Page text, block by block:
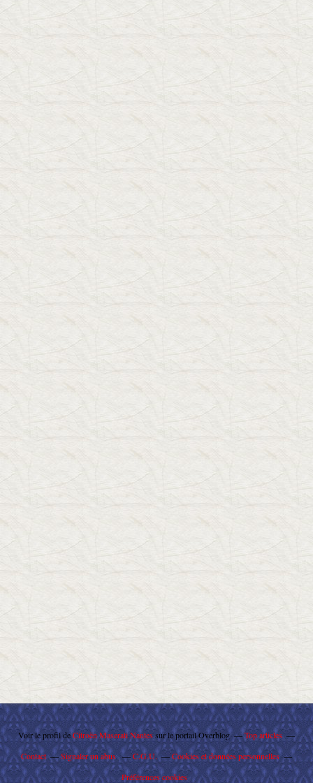
Voir le profil deCitroën Maserati Nantessur le portail Overblog
Top articles
Contact
Signaler un abus C.G.U.
Cookies et données personnelles
Préférences cookies